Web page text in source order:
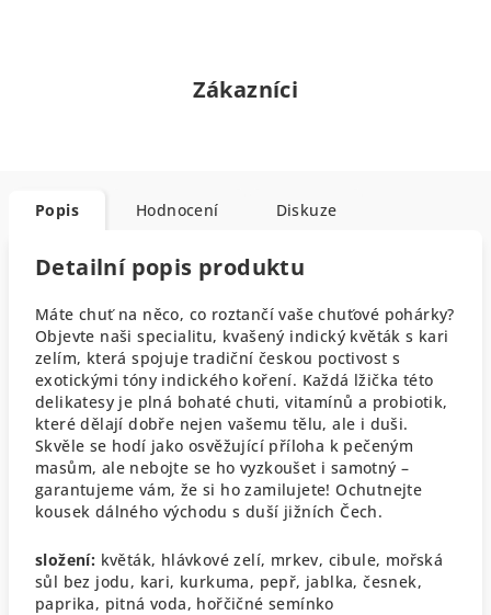
Zákazníci
Popis Hodnocení Diskuze
Detailní popis produktu
Máte chuť na něco, co roztančí vaše chuťové pohárky?
Objevte naši specialitu, kvašený indický květák s kari
zelím, která spojuje tradiční českou poctivost s
exotickými tóny indického koření. Každá lžička této
delikatesy je plná bohaté chuti, vitamínů a probiotik,
které dělají dobře nejen vašemu tělu, ale i duši.
Skvěle se hodí jako osvěžující příloha k pečeným
masům, ale nebojte se ho vyzkoušet i samotný –
garantujeme vám, že si ho zamilujete! Ochutnejte
kousek dálného východu s duší jižních Čech.
složení: květák, hlávkové zelí, mrkev, cibule, mořská
sůl bez jodu, kari, kurkuma, pepř, jablka, česnek,
paprika, pitná voda, hořčičné semínko